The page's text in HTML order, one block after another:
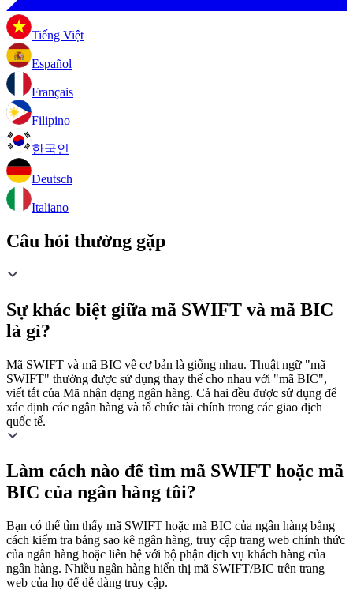
Tiếng Việt
Español
Français
Filipino
한국인
Deutsch
Italiano
Câu hỏi thường gặp
Sự khác biệt giữa mã SWIFT và mã BIC
là gì?
Mã SWIFT và mã BIC về cơ bản là giống nhau. Thuật ngữ "mã
SWIFT" thường được sử dụng thay thế cho nhau với "mã BIC",
viết tắt của Mã nhận dạng ngân hàng. Cả hai đều được sử dụng để
xác định các ngân hàng và tổ chức tài chính trong các giao dịch
quốc tế.
Làm cách nào để tìm mã SWIFT hoặc mã
BIC của ngân hàng tôi?
Bạn có thể tìm thấy mã SWIFT hoặc mã BIC của ngân hàng bằng
cách kiểm tra bảng sao kê ngân hàng, truy cập trang web chính thức
của ngân hàng hoặc liên hệ với bộ phận dịch vụ khách hàng của
ngân hàng. Nhiều ngân hàng hiển thị mã SWIFT/BIC trên trang
web của họ để dễ dàng truy cập.